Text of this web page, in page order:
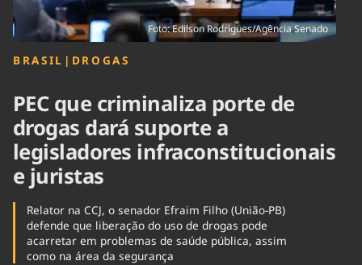
Foto: Edilson Rodrigues/Agência Senado
BRASIL | DROGAS
PEC que criminaliza porte de
drogas dará suporte a
legisladores infraconstitucionais
e juristas
Relator na CCJ, o senador Efraim Filho (União-PB)
defende que liberação do uso de drogas pode
acarretar em problemas de saúde pública, assim
como na área da segurança